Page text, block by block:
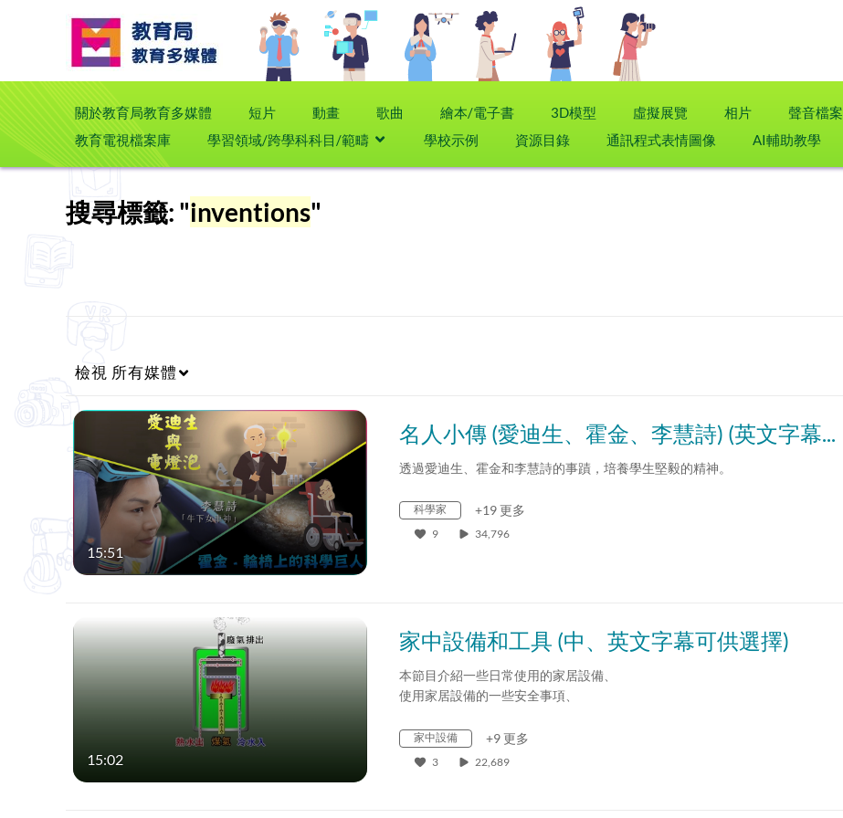
關於教育局教育多媒體 短片 動畫 歌曲 繪本/電子書 3D模型 虛擬展覽 相片 聲音檔案
教育電視檔案庫
學習領域/跨學科科目/範疇 學校示例 資源目錄 通訊程式表情圖像 AI輔助教學
搜尋標籤: "inventions"
檢視 所有媒體
15:51
名人小傳 (愛迪生、霍金、李慧詩) (英文字幕可供選擇)
透過愛迪生、霍金和李慧詩的事蹟，培養學生堅毅的精神。
科學家 +19 更多
9 34,796
15:02
家中設備和工具 (中、英文字幕可供選擇)
本節目介紹一些日常使用的家居設備、
使用家居設備的一些安全事項、
家中設備 +9 更多
3 22,689